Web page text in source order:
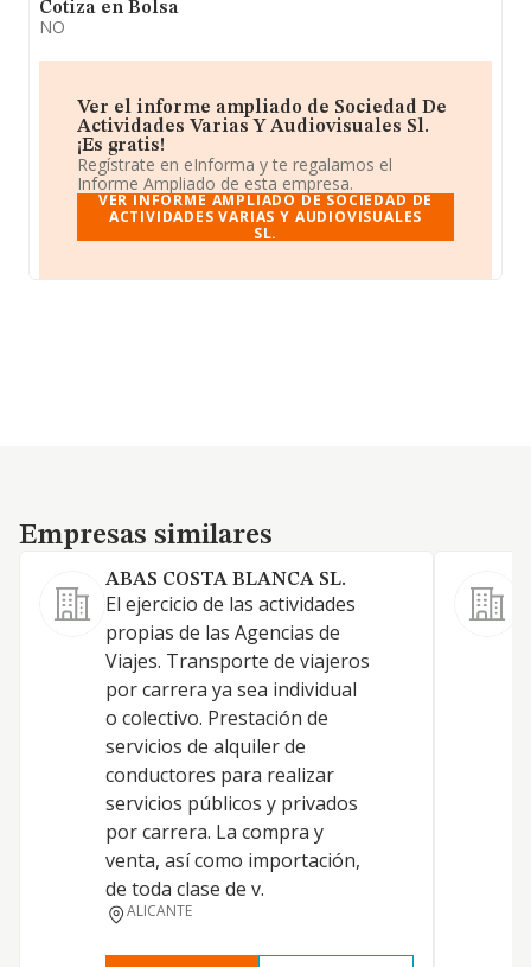
Cotiza en Bolsa
NO
Ver el informe ampliado de Sociedad De
Actividades Varias Y Audiovisuales Sl.
¡Es gratis!
Regístrate en eInforma y te regalamos el
Informe Ampliado de esta empresa.
VER INFORME AMPLIADO DE SOCIEDAD DE
ACTIVIDADES VARIAS Y AUDIOVISUALES
SL.
Empresas similares
Empresas similares
ABAS COSTA BLANCA SL.
El ejercicio de las actividades
propias de las Agencias de
Viajes. Transporte de viajeros
por carrera ya sea individual
o colectivo. Prestación de
servicios de alquiler de
conductores para realizar
servicios públicos y privados
por carrera. La compra y
venta, así como importación,
de toda clase de v.
ALICANTE